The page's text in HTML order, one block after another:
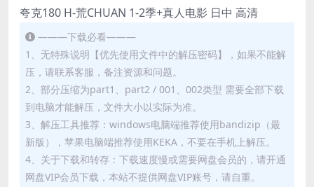
夸克180 H-荒CHUAN 1-2季+真人电影 日中 高清
———下载必看———
1、无特殊说明【优先使用文件中的解压密码】，如果不能解
压，请联系客服，备注资源和问题。
2、部分压缩为part1、part2 / 001、002类型 需要全部下载
到电脑才能解压，文件大小以实际为准。
3、解压工具推荐：windows电脑端推荐使用bandizip（最
新版），苹果电脑端推荐使用KEKA，不要在手机上解压。
4、关于下载和转存：下载速度慢或需要网盘会员的，请开通
网盘VIP会员下载，本站不提供网盘VIP账号，请自重。